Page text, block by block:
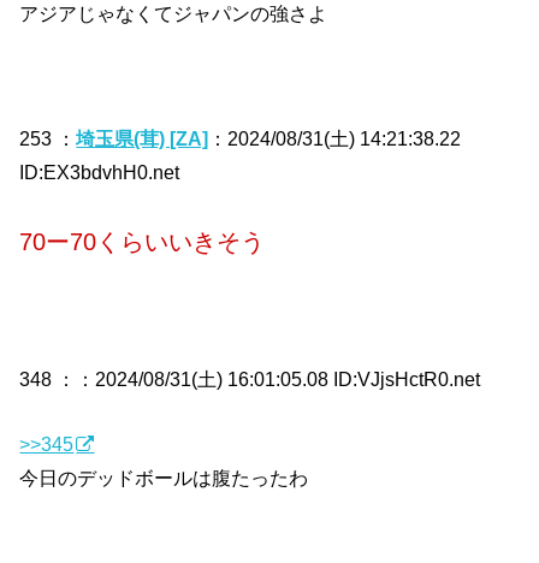
アジアじゃなくてジャパンの強さよ
253 ：埼玉県(茸) [ZA] ：2024/08/31(土) 14:21:38.22
ID:EX3bdvhH0.net
70ー70くらいいきそう
348 ： ：2024/08/31(土) 16:01:05.08 ID:VJjsHctR0.net
>>345
今日のデッドボールは腹たったわ